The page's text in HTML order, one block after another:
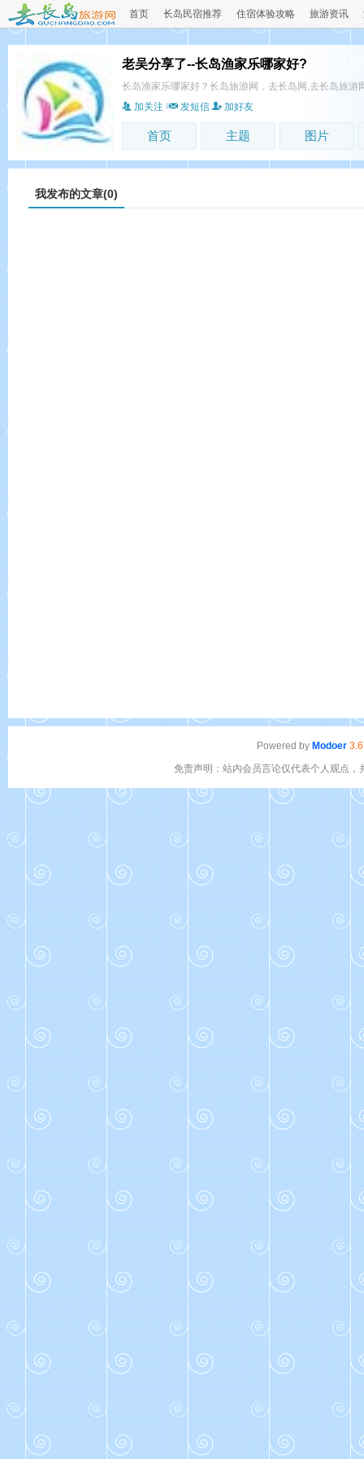
首页 长岛民宿推荐 住宿体验攻略 旅游资讯
老吴分享了--长岛渔家乐哪家好?
长岛渔家乐哪家好？长岛旅游网，去长岛网,去长岛旅游
加关注
发短信 加好友
首页 主题 图片
我发布的文章(0)
Powered by Modoer
免责声明：站内会员言论仅代表个人观点